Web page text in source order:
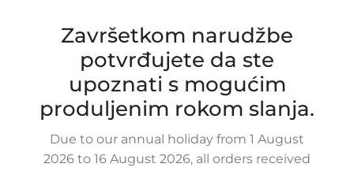
Završetkom narudžbe
potvrđujete da ste
upoznati s mogućim
produljenim rokom slanja.
Due to our annual holiday from 1 August
2026 to 16 August 2026, all orders received
Zamjensko silikonsko crijevo
hladnjaka vode BMW E36 1.8 TDS,
1153-2245502, 1153 2245502,